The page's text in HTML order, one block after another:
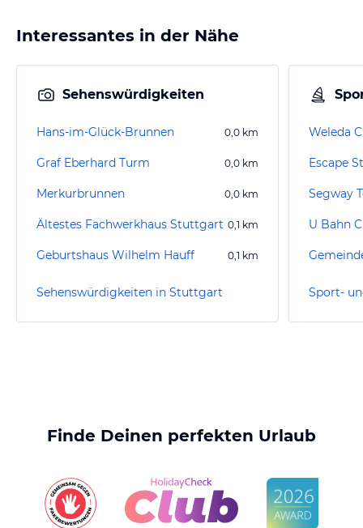
Interessantes in der Nähe
Sehenswürdigkeiten
Hans-im-Glück-Brunnen 0,0 km
Graf Eberhard Turm 0,0 km
Merkurbrunnen 0,0 km
Ältestes Fachwerkhaus Stuttgart 0,1 km
Geburtshaus Wilhelm Hauff 0,1 km
Sehenswürdigkeiten in Stuttgart
Weleda
Escape
Segway
U Bahn
Finde Deinen perfekten Urlaub